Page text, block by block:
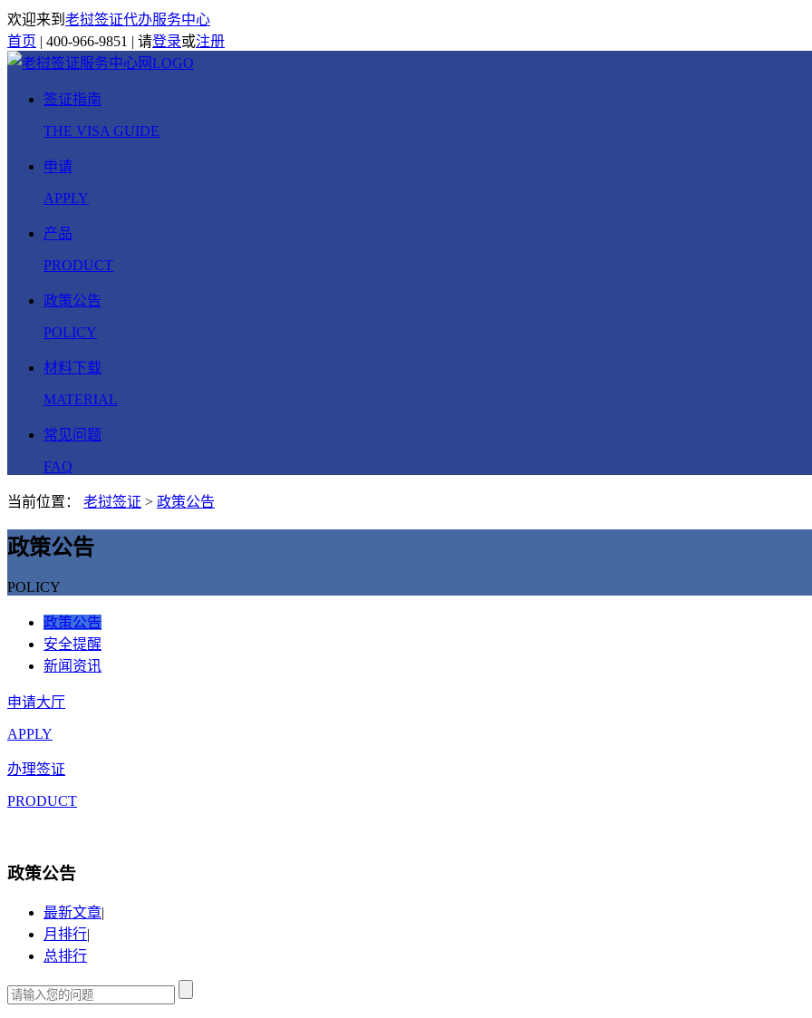
欢迎来到 老挝签证代办服务中心
首页 | 400-966-9851 | 请登录或注册
签证指南
THE VISA GUIDE
申请
APPLY
产品
PRODUCT
政策公告
POLICY
材料下载
MATERIAL
常见问题
FAQ
当前位置： 老挝签证 > 政策公告
政策公告
POLICY
政策公告
安全提醒
新闻资讯
申请大厅
APPLY
办理签证
PRODUCT
政策公告
最新文章|
月排行|
总排行